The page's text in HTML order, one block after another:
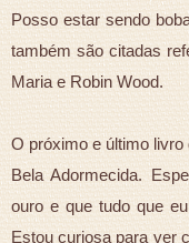
Posso estar sendo
também são citadas
Maria e Robin Wood.
O próximo e último
Bela Adormecida.
ouro e que tudo que
Estou curiosa para ver